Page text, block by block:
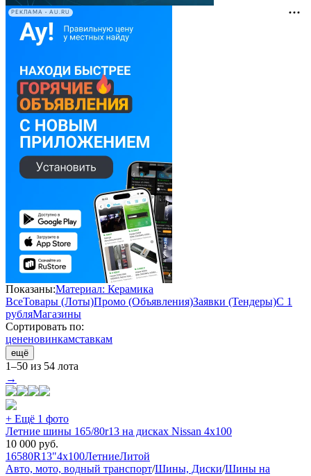
РЕКЛАМА • AU.RU
Показаны:Материал: Керамика
ВсеТовары (Лоты)Промо (Объявления)Заявки (Тендеры)С 1
рубляМагазины
Сортировать по:
цененовинкамставкам
ещё
1–50 из 54 лота
→
+ Ещё 1 фото
Летние шины 165/80r13 на дисках Nissan 4x100
10 000 руб.
16580R13"4x100ЛетниеЛитой
Авто, мото, водный транспорт/Шины, Диски/Шины на